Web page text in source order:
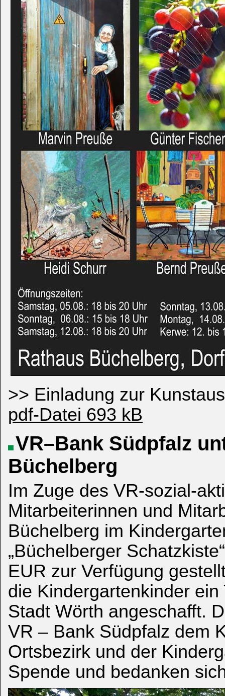
>> Einladung zur
pdf-Datei 693 kB
VR–Bank Südpfalz
Büchelberg
Im Zuge des VR-sozial-
Mitarbeiterinnen und
Büchelberg im
„Büchelberger
EUR zur Verfügung
die Kindergartenkinder
Stadt Wörth angeschafft.
VR – Bank Südpfalz dem
Ortsbezirk und der
Spende und bedanken